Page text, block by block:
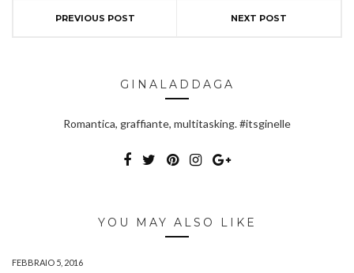
PREVIOUS POST NEXT POST
GINALADDAGA
Romantica, graffiante, multitasking. #itsginelle
YOU MAY ALSO LIKE
FEBBRAIO 5, 2016